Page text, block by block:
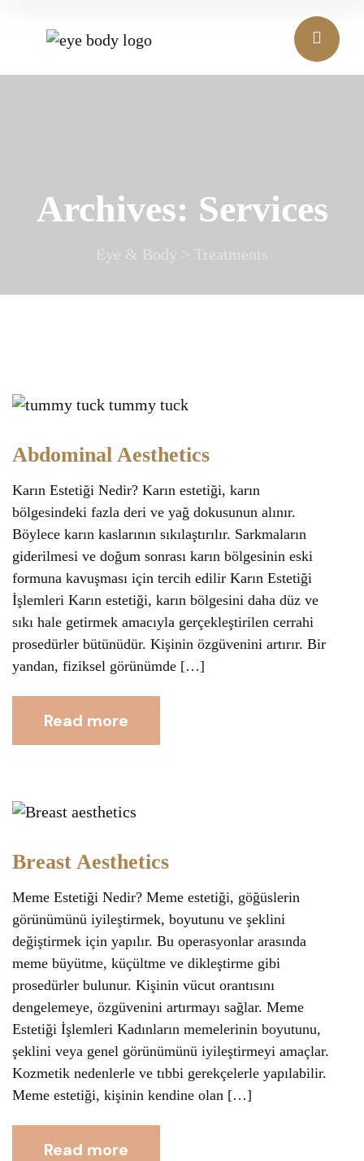
Archives: Services
Eye & Body > Treatments
Abdominal Aesthetics
Karın Estetiği Nedir? Karın estetiği, karın
bölgesindeki fazla deri ve yağ dokusunun alınır.
Böylece karın kaslarının sıkılaştırılır. Sarkmaların
giderilmesi ve doğum sonrası karın bölgesinin eski
formuna kavuşması için tercih edilir Karın Estetiği
İşlemleri Karın estetiği, karın bölgesini daha düz ve
sıkı hale getirmek amacıyla gerçekleştirilen cerrahi
prosedürler bütünüdür. Kişinin özgüvenini artırır. Bir
yandan, fiziksel görünümde […]
Read more
Breast Aesthetics
Meme Estetiği Nedir? Meme estetiği, göğüslerin
görünümünü iyileştirmek, boyutunu ve şeklini
değiştirmek için yapılır. Bu operasyonlar arasında
meme büyütme, küçültme ve dikleştirme gibi
prosedürler bulunur. Kişinin vücut orantısını
dengelemeye, özgüvenini artırmayı sağlar. Meme
Estetiği İşlemleri Kadınların memelerinin boyutunu,
şeklini veya genel görünümünü iyileştirmeyi amaçlar.
Kozmetik nedenlerle ve tıbbi gerekçelerle yapılabilir.
Meme estetiği, kişinin kendine olan […]
Read more